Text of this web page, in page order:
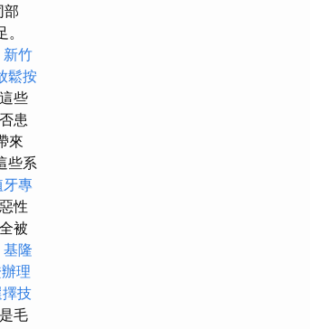
部
新竹
鬆按
些
患
來
些系
牙專
性
被
基隆
理
技
毛